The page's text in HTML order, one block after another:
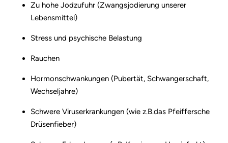
Zu hohe Jodzufuhr (Zwangsjodierung unserer
Lebensmittel)
Stress und psychische Belastung
Rauchen
Hormonschwankungen (Pubertät, Schwangerschaft,
Wechseljahre)
Schwere Viruserkrankungen (wie z.B.das Pfeiffersche
Drüsenfieber)